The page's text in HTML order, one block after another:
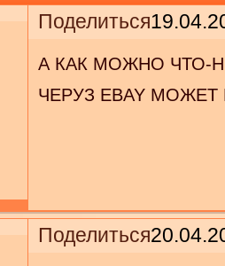
Поделиться
А КАК МОЖНО ЧТО-
ЧЕРУЗ EBAY
Поделиться